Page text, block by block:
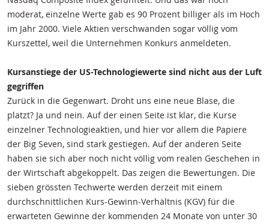
moderat, einzelne Werte gab es 90 Prozent billiger als im Hoch
im Jahr 2000. Viele Aktien verschwanden sogar völlig vom
Kurszettel, weil die Unternehmen Konkurs anmeldeten.
Kursanstiege der US-Technologiewerte sind nicht aus der Luft
gegriffen
Zurück in die Gegenwart. Droht uns eine neue Blase, die
platzt? Ja und nein. Auf der einen Seite ist klar, die Kurse
einzelner Technologieaktien, und hier vor allem die Papiere
der Big Seven, sind stark gestiegen. Auf der anderen Seite
haben sie sich aber noch nicht völlig vom realen Geschehen in
der Wirtschaft abgekoppelt. Das zeigen die Bewertungen. Die
sieben grössten Techwerte werden derzeit mit einem
durchschnittlichen Kurs-Gewinn-Verhältnis (KGV) für die
erwarteten Gewinne der kommenden 24 Monate von unter 30